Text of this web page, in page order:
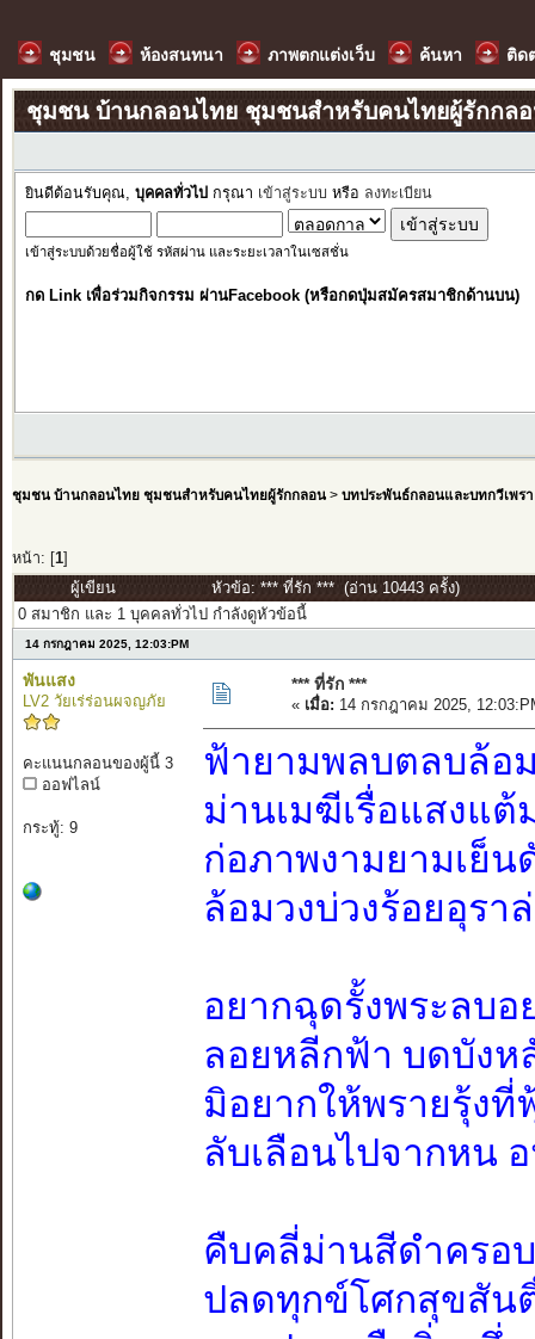
ชุมชน ห้องสนทนา ภาพตกแต่งเว็บ ค้นหา ติด
ชุมชน บ้านกลอนไทย ชุมชนสำหรับคนไทยผู้รักกล
ยินดีต้อนรับคุณ, บุคคลทั่วไป กรุณา เข้าสู่ระบบ หรือ ลงทะเบียน
เข้าสู่ระบบด้วยชื่อผู้ใช้ รหัสผ่าน และระยะเวลาในเซสชั่น
กด Link เพื่อร่วมกิจกรรม ผ่านFacebook (หรือกดปุ่มสมัครสมาชิกด้านบน)
ชุมชน บ้านกลอนไทย ชุมชนสำหรับคนไทยผู้รักกลอน> บทประพันธ์กลอนและบทกวีเพรา
หน้า: [ 1]
ผู้เขียน
หัวข้อ: *** ที่รัก *** (อ่าน 10443 ครั้ง)
0 สมาชิก และ 1 บุคคลทั่วไป กำลังดูหัวข้อนี้
14 กรกฎาคม 2025, 12:03:PM
พันแสง
LV2 วัยเร่ร่อนผจญภัย
คะแนนกลอนของผู้นี้ 3
ออฟไลน์
กระทู้: 9
*** ที่รัก ***
« เมื่อ: 14 กรกฎาคม 2025,
ฟ้ายามพลบตลบล้อ
ม่านเมฆีเรื่อแสงแต้
ก่อภาพงามยามเย็น
ล้อมวงบ่วงร้อยอุรา
อยากฉุดรั้งพระลบ
ลอยหลีกฟ้า บดบังห
มิอยากให้พรายรุ้งที่
ลับเลือนไปจากหน
คืบคลี่ม่านสีดำครอ
ปลดทุกข์โศกสุขสัน